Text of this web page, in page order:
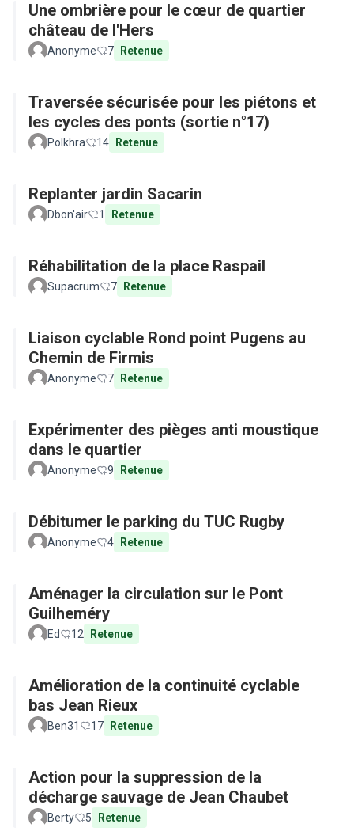
Une ombrière pour le cœur de quartier
château de l'Hers
Anonyme 7 Retenue
Traversée sécurisée pour les piétons et
les cycles des ponts (sortie n°17)
Polkhra 14 Retenue
Replanter jardin Sacarin
Dbon'air 1 Retenue
Réhabilitation de la place Raspail
Supacrum 7 Retenue
Liaison cyclable Rond point Pugens au
Chemin de Firmis
Anonyme 7 Retenue
Expérimenter des pièges anti moustique
dans le quartier
Anonyme 9 Retenue
Débitumer le parking du TUC Rugby
Anonyme 4 Retenue
Aménager la circulation sur le Pont
Guilheméry
Ed 12 Retenue
Amélioration de la continuité cyclable
bas Jean Rieux
Ben31 17 Retenue
Action pour la suppression de la
décharge sauvage de Jean Chaubet
Berty 5 Retenue